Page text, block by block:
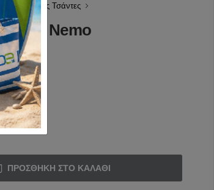
Σχολικές Τσάντες
Nemo
ΠΡΟΣΘΉΚΗ ΣΤΟ ΚΑΛΆΘΙ